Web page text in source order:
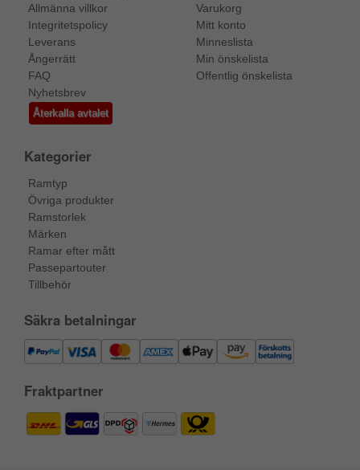
Allmänna villkor
Integritetspolicy
Leverans
Ångerrätt
FAQ
Nyhetsbrev
Återkalla avtalet
Varukorg
Mitt konto
Minneslista
Min önskelista
Offentlig önskelista
Kategorier
Ramtyp
Övriga produkter
Ramstorlek
Märken
Ramar efter mått
Passepartouter
Tillbehör
Säkra betalningar
Fraktpartner